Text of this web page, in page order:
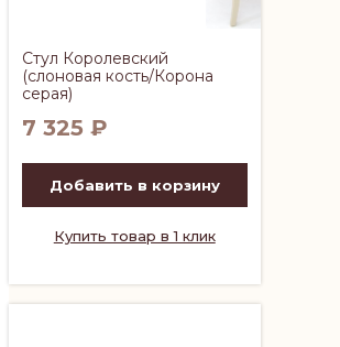
Стул Королевский
(слоновая кость/Корона
серая)
7 325 ₽
Добавить в корзину
Купить товар в 1 клик